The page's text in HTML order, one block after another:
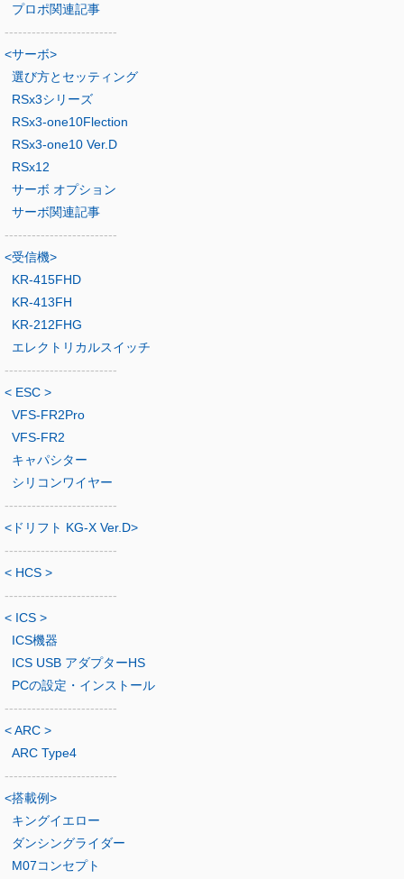
プロポ関連記事
-------------------------
<サーボ>
選び方とセッティング
RSx3シリーズ
RSx3-one10Flection
RSx3-one10 Ver.D
RSx12
サーボ オプション
サーボ関連記事
-------------------------
<受信機>
KR-415FHD
KR-413FH
KR-212FHG
エレクトリカルスイッチ
-------------------------
< ESC >
VFS-FR2Pro
VFS-FR2
キャパシター
シリコンワイヤー
-------------------------
<ドリフト KG-X Ver.D>
-------------------------
< HCS >
-------------------------
< ICS >
ICS機器
ICS USB アダプターHS
PCの設定・インストール
-------------------------
< ARC >
ARC Type4
-------------------------
<搭載例>
キングイエロー
ダンシングライダー
M07コンセプト